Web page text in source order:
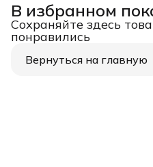
В избранном
Сохраняйте здесь
понравились
Вернуться на главную